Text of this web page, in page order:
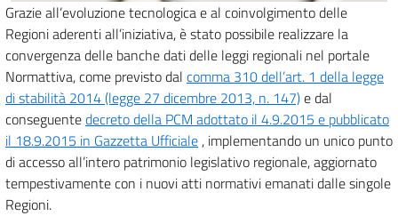
Grazie all’evoluzione tecnologica e al coinvolgimento delle
Regioni aderenti all’iniziativa, è stato possibile realizzare la
convergenza delle banche dati delle leggi regionali nel portale
Normattiva, come previsto dal comma 310 dell’art. 1 della legge
di stabilità 2014 (legge 27 dicembre 2013, n. 147)e dal
conseguentedecreto della PCM adottato il 4.9.2015 e pubblicato
il 18.9.2015 in Gazzetta Ufficiale , implementando un unico punto
di accesso all’intero patrimonio legislativo regionale, aggiornato
tempestivamente con i nuovi atti normativi emanati dalle singole
Regioni.